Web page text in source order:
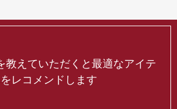
教えていただくと最適なアイテ
レコメンドします